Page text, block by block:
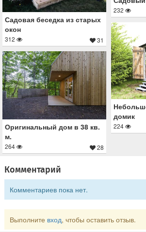
Садовая беседка из старых
окон
312 31
232
домик
224
Оригинальный дом в 38 кв.
м.
264 28
Комментарий
Комментариев пока нет.
Выполните вход, чтобы оставить отзыв.